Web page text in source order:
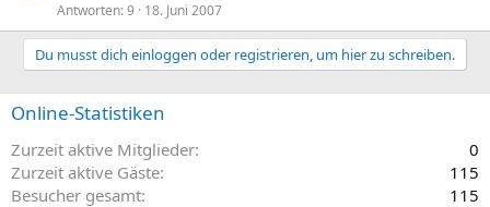
Antworten 9 18. Juni 2007
Du musst dich einloggen oder registrieren, um hier zu schreiben.
Online-Statistiken
Zurzeit aktive Mitglieder
0
Zurzeit aktive Gäste
115
Besucher gesamt
115